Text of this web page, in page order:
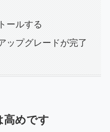
ールする
ップグレードが完了
高めです